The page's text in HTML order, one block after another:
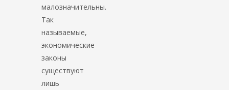
малозначительны.
Так
называемые,
экономические
законы
существуют
лишь